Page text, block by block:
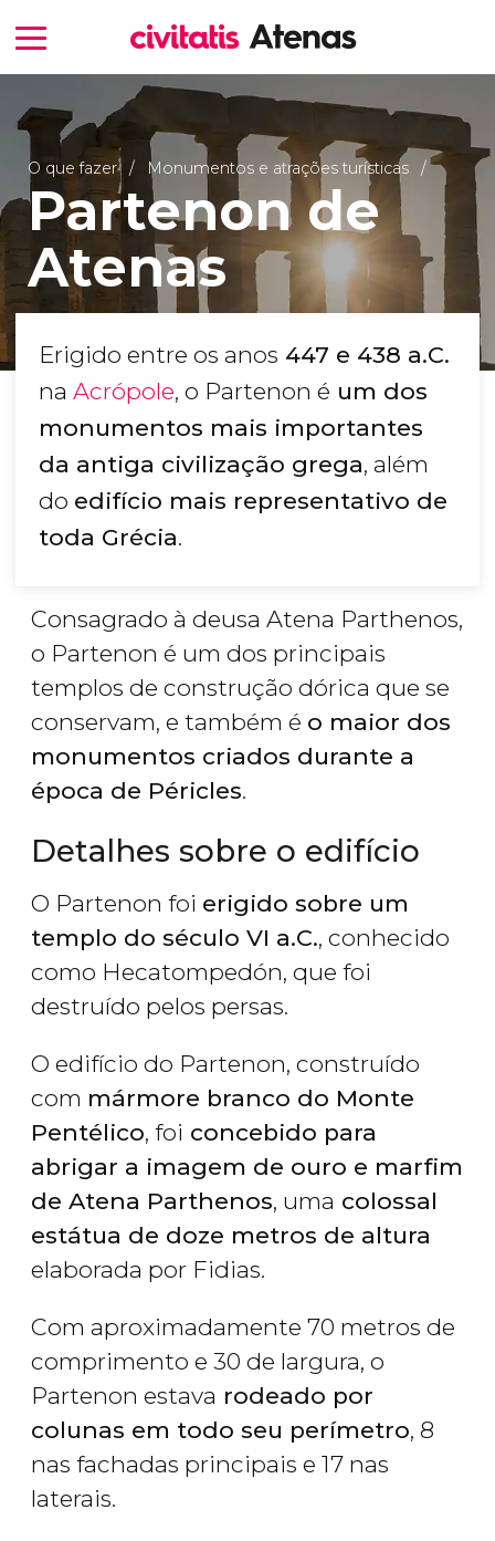
O que fazer Monumentos e atrações turísticas
Partenon de
Atenas
Erigido entre os anos 447 e 438 a.C.
na Acrópole, o Partenon é um dos
monumentos mais importantes
da antiga civilização grega, além
do edifício mais representativo de
toda Grécia.
Consagrado à deusa Atena Parthenos,
o Partenon é um dos principais
templos de construção dórica que se
conservam, e também é o maior dos
monumentos criados durante a
época de Péricles.
Detalhes sobre o edifício
O Partenon foi erigido sobre um
templo do século VI a.C., conhecido
como Hecatompedón, que foi
destruído pelos persas.
O edifício do Partenon, construído
com mármore branco do Monte
Pentélico, foi concebido para
abrigar a imagem de ouro e marfim
de Atena Parthenos, uma colossal
estátua de doze metros de altura
elaborada por Fidias.
Com aproximadamente 70 metros de
comprimento e 30 de largura, o
Partenon estava rodeado por
colunas em todo seu perímetro, 8
nas fachadas principais e 17 nas
laterais.